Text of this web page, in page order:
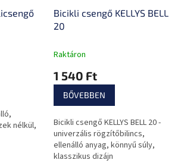
nélkül,
Bicikli csengő KELLYS BELL
20
Raktáron
1 540 Ft
BŐVEBBEN
Bicikli csengő KELLYS BELL 20 -
univerzális rögzítőbilincs,
ellenálló anyag, könnyű súly,
klasszikus dizájn